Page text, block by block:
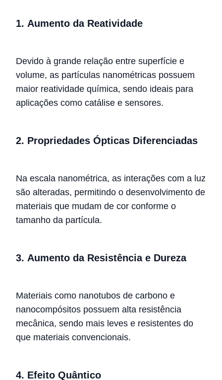
1. Aumento da Reatividade
Devido à grande relação entre superfície e
volume, as partículas nanométricas possuem
maior reatividade química, sendo ideais para
aplicações como catálise e sensores.
2. Propriedades Ópticas Diferenciadas
Na escala nanométrica, as interações com a luz
são alteradas, permitindo o desenvolvimento de
materiais que mudam de cor conforme o
tamanho da partícula.
3. Aumento da Resistência e Dureza
Materiais como nanotubos de carbono e
nanocompósitos possuem alta resistência
mecânica, sendo mais leves e resistentes do
que materiais convencionais.
4. Efeito Quântico